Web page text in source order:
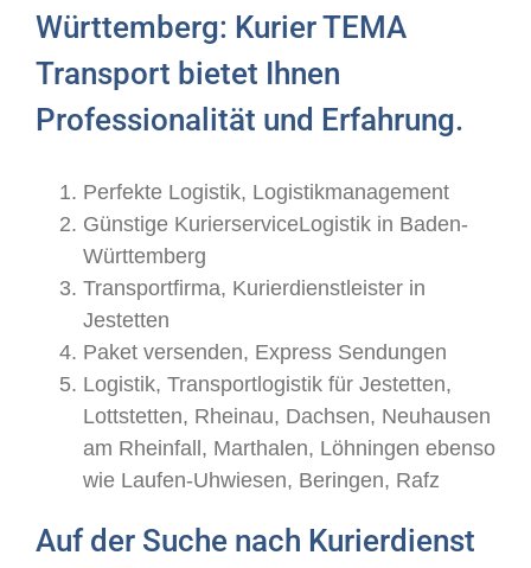
Württemberg: Kurier TEMA
Transport bietet Ihnen
Professionalität und Erfahrung.
Perfekte Logistik, Logistikmanagement
Günstige KurierserviceLogistik in Baden-
Württemberg
Transportfirma, Kurierdienstleister in
Jestetten
Paket versenden, Express Sendungen
Logistik, Transportlogistik für Jestetten,
Lottstetten, Rheinau, Dachsen, Neuhausen
am Rheinfall, Marthalen, Löhningen ebenso
wie Laufen-Uhwiesen, Beringen, Rafz
Auf der Suche nach Kurierdienst